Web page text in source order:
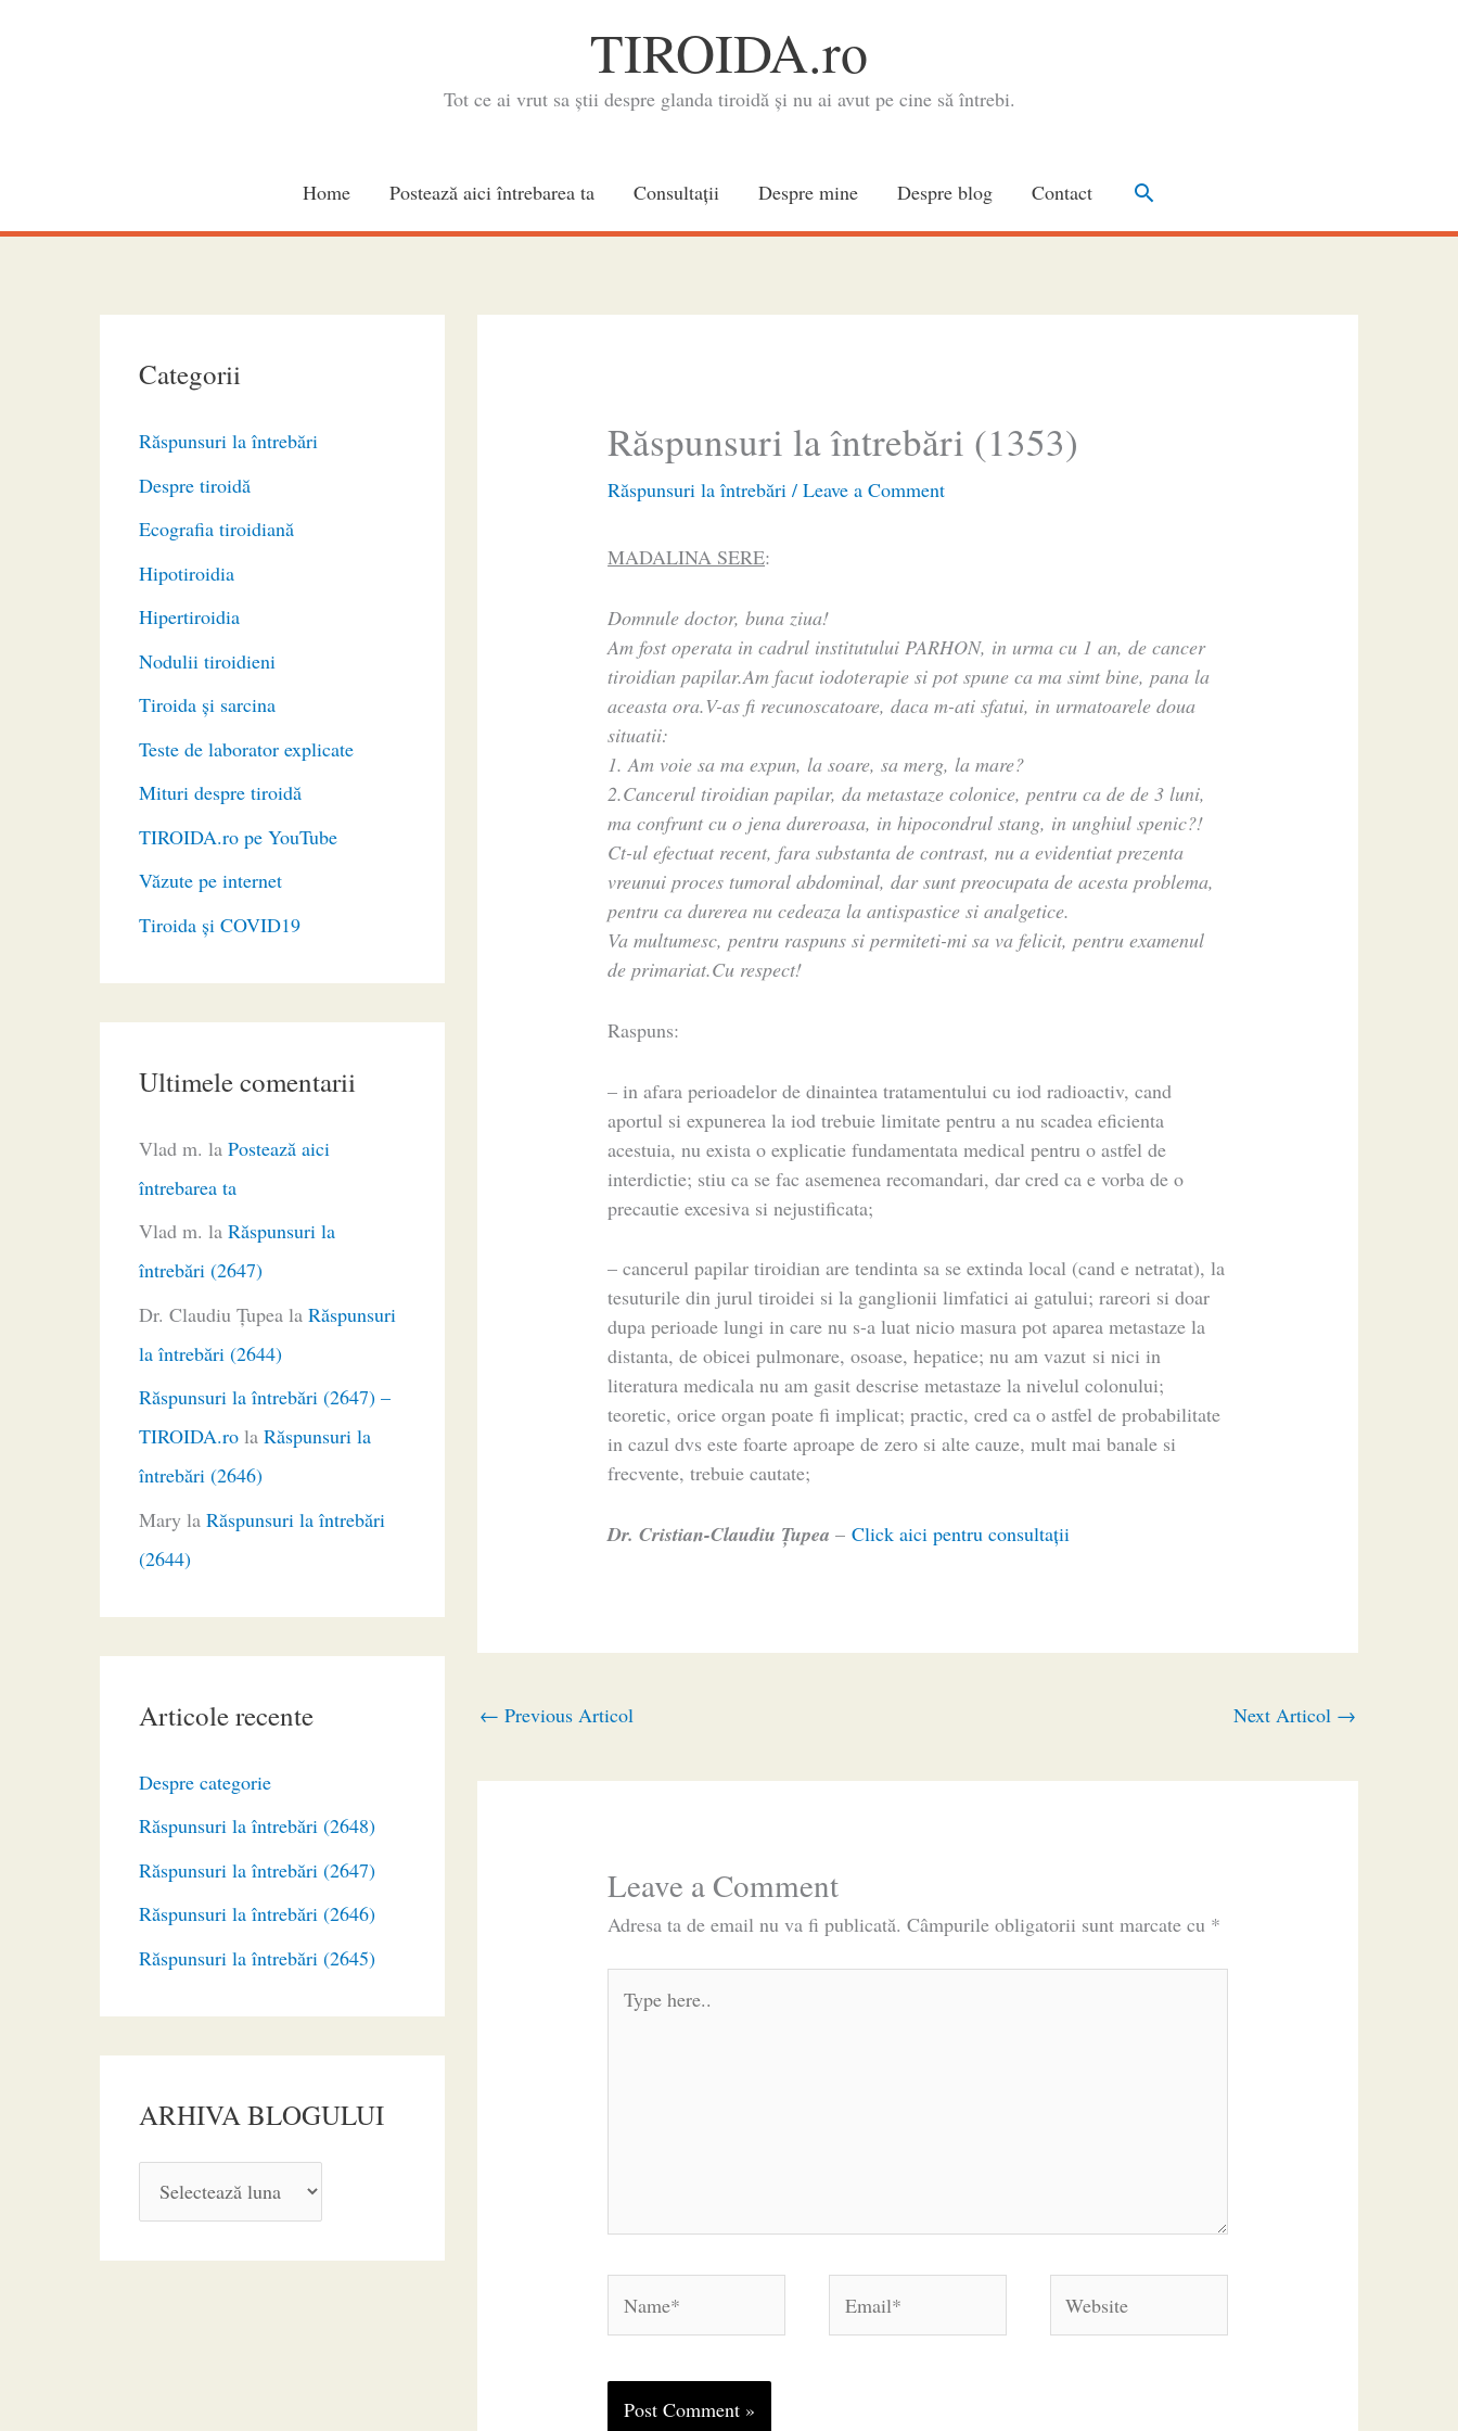
TIROIDA.ro
Tot ce ai vrut sa știi despre glanda tiroidă și nu ai avut pe cine să întrebi.
Home Postează aici întrebarea ta Consultaţii Despre mine Despre blog Contact Search
Categorii
Răspunsuri la întrebări
Despre tiroidă
Ecografia tiroidiană
Hipotiroidia
Hipertiroidia
Nodulii tiroidieni
Tiroida și sarcina
Teste de laborator explicate
Mituri despre tiroidă
TIROIDA.ro pe YouTube
Văzute pe internet
Tiroida și COVID19
Ultimele comentarii
Vlad m. la Postează aici
întrebarea ta
Vlad m. la Răspunsuri la
întrebări (2647)
Dr. Claudiu Ţupea la Răspunsuri
la întrebări (2644)
Răspunsuri la întrebări (2647) –
TIROIDA.ro la Răspunsuri la
întrebări (2646)
Mary la Răspunsuri la întrebări
(2644)
Articole recente
Despre categorie
Răspunsuri la întrebări (2648)
Răspunsuri la întrebări (2647)
Răspunsuri la întrebări (2646)
Răspunsuri la întrebări (2645)
ARHIVA BLOGULUI
R
H
Răspunsuri la întrebări (1353)
Răspunsuri la întrebări /Leave a Comment
MADALINA SERE:
Domnule doctor, buna ziua!
Am fost operata in cadrul institutului PARHON, in urma cu 1 an, de cancer
tiroidian papilar.Am facut iodoterapie si pot spune ca ma simt bine, pana la
aceasta ora.V-as fi recunoscatoare, daca m-ati sfatui, in urmatoarele doua
situatii:
1. Am voie sa ma expun, la soare, sa merg, la mare?
2.Cancerul tiroidian papilar, da metastaze colonice, pentru ca de de 3 luni,
ma confrunt cu o jena dureroasa, in hipocondrul stang, in unghiul spenic?!
Ct-ul efectuat recent, fara substanta de contrast, nu a evidentiat prezenta
vreunui proces tumoral abdominal, dar sunt preocupata de acesta problema,
pentru ca durerea nu cedeaza la antispastice si analgetice.
Va multumesc, pentru raspuns si permiteti-mi sa va felicit, pentru examenul
de primariat.Cu respect!
Raspuns:
– in afara perioadelor de dinaintea tratamentului cu iod radioactiv, cand
aportul si expunerea la iod trebuie limitate pentru a nu scadea eficienta
acestuia, nu exista o explicatie fundamentata medical pentru o astfel de
interdictie; stiu ca se fac asemenea recomandari, dar cred ca e vorba de o
precautie excesiva si nejustificata;
– cancerul papilar tiroidian are tendinta sa se extinda local (cand e netratat), la
tesuturile din jurul tiroidei si la ganglionii limfatici ai gatului; rareori si doar
dupa perioade lungi in care nu s-a luat nicio masura pot aparea metastaze la
distanta, de obicei pulmonare, osoase, hepatice; nu am vazut si nici in
literatura medicala nu am gasit descrise metastaze la nivelul colonului;
teoretic, orice organ poate fi implicat; practic, cred ca o astfel de probabilitate
in cazul dvs este foarte aproape de zero si alte cauze, mult mai banale si
frecvente, trebuie cautate;
Dr. Cristian-Claudiu Ţupea –Click aici pentru consultaţii
← Previous Articol Next Articol →
Leave a Comment
Adresa ta de email nu va fi publicată. Câmpurile obligatorii sunt marcate cu *
here..